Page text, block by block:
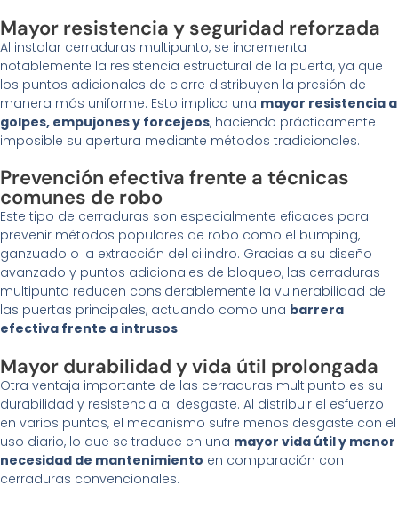
Mayor resistencia y seguridad reforzada
Al instalar cerraduras multipunto, se incrementa
notablemente la resistencia estructural de la puerta, ya que
los puntos adicionales de cierre distribuyen la presión de
manera más uniforme. Esto implica una mayor resistencia a
golpes, empujones y forcejeos, haciendo prácticamente
imposible su apertura mediante métodos tradicionales.
Prevención efectiva frente a técnicas
comunes de robo
Este tipo de cerraduras son especialmente eficaces para
prevenir métodos populares de robo como el bumping,
ganzuado o la extracción del cilindro. Gracias a su diseño
avanzado y puntos adicionales de bloqueo, las cerraduras
multipunto reducen considerablemente la vulnerabilidad de
las puertas principales, actuando como una barrera
efectiva frente a intrusos.
Mayor durabilidad y vida útil prolongada
Otra ventaja importante de las cerraduras multipunto es su
durabilidad y resistencia al desgaste. Al distribuir el esfuerzo
en varios puntos, el mecanismo sufre menos desgaste con el
uso diario, lo que se traduce en una mayor vida útil y menor
necesidad de mantenimiento en comparación con
cerraduras convencionales.